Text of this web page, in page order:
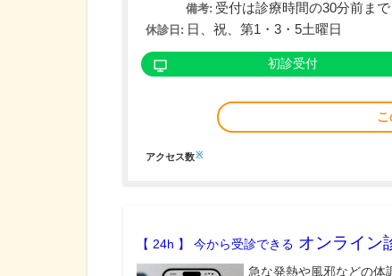
備考: 受付は診療時間の30分前まで
休診日: 日、祝、第1・3・5土曜日
初診受付
アクセス数※
【 24h 】 今から受診できる オンライン
急な発熱や風邪などの体